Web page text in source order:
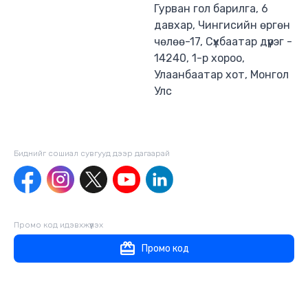
Гурван гол барилга, 6
давхар, Чингисийн өргөн
чөлөө-17, Сүхбаатар дүүрэг -
14240, 1-р хороо,
Улаанбаатар хот, Монгол
Улс
Биднийг сошиал сувгууд дээр дагаaрай
Промо код идэвхжүүлэх
Промо код